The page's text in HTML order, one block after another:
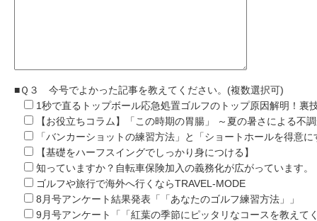
■Ｑ３ 今号でよかった記事を教えてください。(複数選択可)
1秒で直るトップボール応急処置ゴルフのトップ原因解明！裏
【お役立ちコラム】「この時期の胃腸」 ～夏の暑さによる不
「バンカーショットの練習方法」と「ショートホールを得意
【基礎をハーフスイングでしっかり身につける】
知っていますか？自転車保険加入の義務化が広がっています。
ゴルフや旅行で海外へ行くならTRAVEL-MODE
8月号アンケート結果発表「「あなたのゴルフ練習方法」」
9月号アンケート「「紅葉の季節にピッタリなコースを教えて